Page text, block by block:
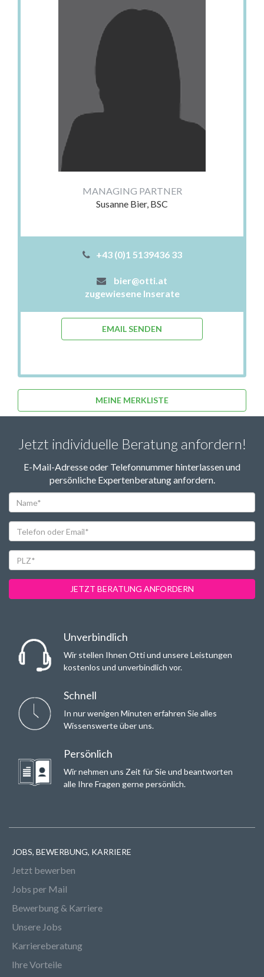
MANAGING PARTNER
Susanne Bier, BSC
+43 (0)1 5139436 33
bier@otti.at
zugewiesene Inserate
EMAIL SENDEN
MEINE MERKLISTE
Jetzt individuelle Beratung anfordern!
E-Mail-Adresse oder Telefonnummer hinterlassen und
persönliche Expertenberatung anfordern.
oder
Email*
JETZT BERATUNG ANFORDERN
Unverbindlich
Wir stellen Ihnen Otti und unsere Leistungen
kostenlos und unverbindlich vor.
Schnell
In nur wenigen Minuten erfahren Sie alles
Wissenswerte über uns.
Persönlich
Wir nehmen uns Zeit für Sie und beantworten
alle Ihre Fragen gerne persönlich.
JOBS, BEWERBUNG, KARRIERE
Jetzt bewerben
Jobs per Mail
Bewerbung & Karriere
Unsere Jobs
Karriereberatung
Ihre Vorteile